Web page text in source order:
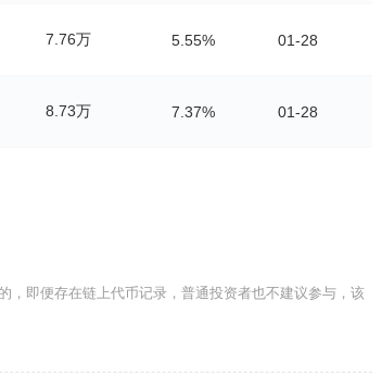
7.76万 5.55% 01-28
8.73万 7.37% 01-28
，即便存在链上代币记录，普通投资者也不建议参与，该